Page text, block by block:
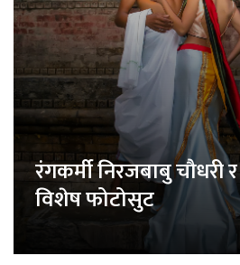
रंगकर्मी निरजबाबु चौधरी
विशेष फोटोसुट